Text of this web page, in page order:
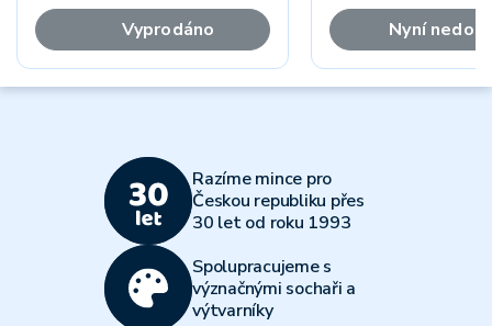
Vyprodáno Nyní
Razíme mince pro
Českou republiku přes
30 let od roku 1993
Spolupracujeme s
význačnými sochaři a
výtvarníky